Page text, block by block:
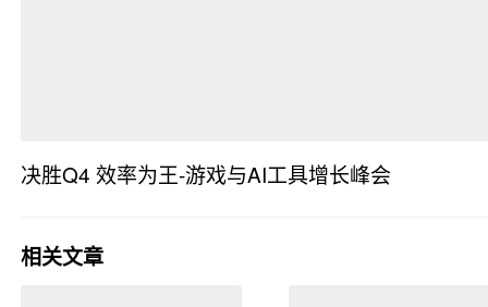
决胜Q4 效率为王-游戏与AI工具增长峰会
相关文章